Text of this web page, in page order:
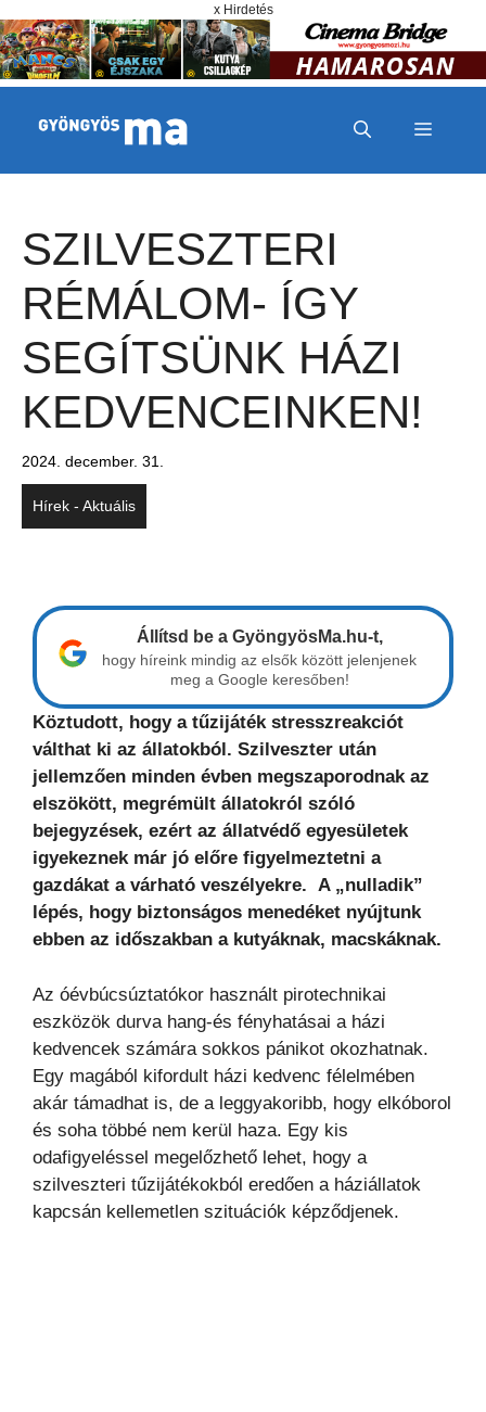
x Hirdetés
MENÜ
SZILVESZTERI
RÉMÁLOM- ÍGY
SEGÍTSÜNK HÁZI
KEDVENCEINKEN!
2024. december. 31.
Hírek - Aktuális
Állítsd be a GyöngyösMa.hu-t,
hogy híreink mindig az elsők között jelenjenek
meg a Google keresőben!
Köztudott, hogy a tűzijáték stresszreakciót
válthat ki az állatokból. Szilveszter után
jellemzően minden évben megszaporodnak az
elszökött, megrémült állatokról szóló
bejegyzések, ezért az állatvédő egyesületek
igyekeznek már jó előre figyelmeztetni a
gazdákat a várható veszélyekre. A „nulladik”
lépés, hogy biztonságos menedéket nyújtunk
ebben az időszakban a kutyáknak, macskáknak.
Az óévbúcsúztatókor használt pirotechnikai
eszközök durva hang-és fényhatásai a házi
kedvencek számára sokkos pánikot okozhatnak.
Egy magából kifordult házi kedvenc félelmében
akár támadhat is, de a leggyakoribb, hogy elkóborol
és soha többé nem kerül haza. Egy kis
odafigyeléssel megelőzhető lehet, hogy a
szilveszteri tűzijátékokból eredően a háziállatok
kapcsán kellemetlen szituációk képződjenek.